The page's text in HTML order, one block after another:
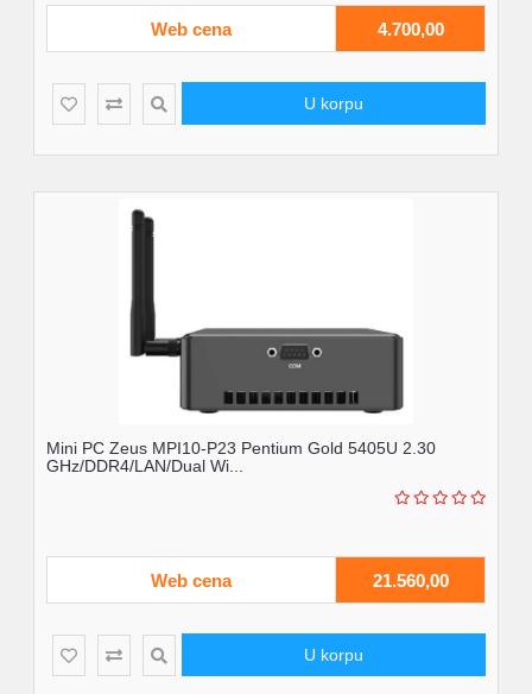
Web cena 4.700,00
U korpu
Mini PC Zeus MPI10-P23 Pentium Gold 5405U 2.30
GHz/DDR4/LAN/Dual Wi...
Web cena 21.560,00
U korpu